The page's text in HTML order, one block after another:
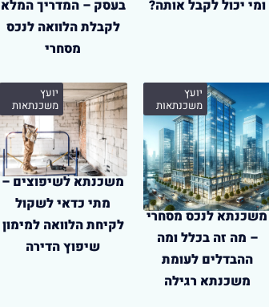
ומי יכול לקבל אותה?
בעסק – המדריך המלא
לקבלת הלוואה לנכס
מסחרי
יועץ
משכנתאות
משכנתא לנכס מסחרי
– מה זה בכלל ומה
ההבדלים לעומת
משכנתא רגילה
יועץ
משכנתאות
משכנתא לשיפוצים –
מתי כדאי לשקול
לקיחת הלוואה למימון
שיפוץ הדירה